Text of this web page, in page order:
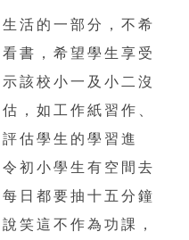
活的一部分，不希
書，希望學生享受
該校小一及小二沒
，如工作紙習作、
估學生的學習進
初小學生有空間去
日都要抽十五分鐘
笑這不作為功課，